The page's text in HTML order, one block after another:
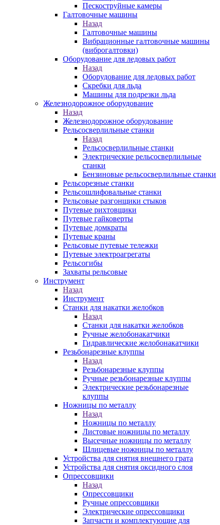
Пескоструйные камеры
Галтовочные машины
Назад
Галтовочные машины
Вибрационные галтовочные машины
(виброгалтовки)
Оборудование для ледовых работ
Назад
Оборудование для ледовых работ
Скребки для льда
Машины для подрезки льда
Железнодорожное оборудование
Назад
Железнодорожное оборудование
Рельсосверлильные станки
Назад
Рельсосверлильные станки
Электрические рельсосверлильные
станки
Бензиновые рельсосверлильные станки
Рельсорезные станки
Рельсошлифовальные станки
Рельсовые разгонщики стыков
Путевые рихтовщики
Путевые гайковерты
Путевые домкраты
Путевые краны
Рельсовые путевые тележки
Путевые электроагрегаты
Рельсогибы
Захваты рельсовые
Инструмент
Назад
Инструмент
Станки для накатки желобков
Назад
Станки для накатки желобков
Ручные желобонакатчики
Гидравлические желобонакатчики
Резьбонарезные клуппы
Назад
Резьбонарезные клуппы
Ручные резьбонарезные клуппы
Электрические резьбонарезные
клуппы
Ножницы по металлу
Назад
Ножницы по металлу
Листовые ножницы по металлу
Высечные ножницы по металлу
Шлицевые ножницы по металлу
Устройства для снятия внешнего грата
Устройства для снятия оксидного слоя
Опрессовщики
Назад
Опрессовщики
Ручные опрессовщики
Электрические опрессовщики
Запчасти и комплектующие для